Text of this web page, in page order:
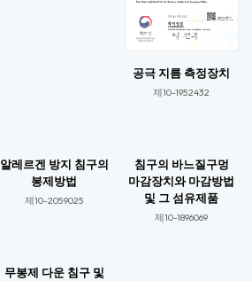
공극 지름 측정장치
제10-1952432
알레르겐 방지 침구의
봉제방법
제10-2059025​​
침구의 바느질구멍
마감장치와 마감방법
및 그 섬유제품
제10-1896069​​
무봉제 다운 침구 및